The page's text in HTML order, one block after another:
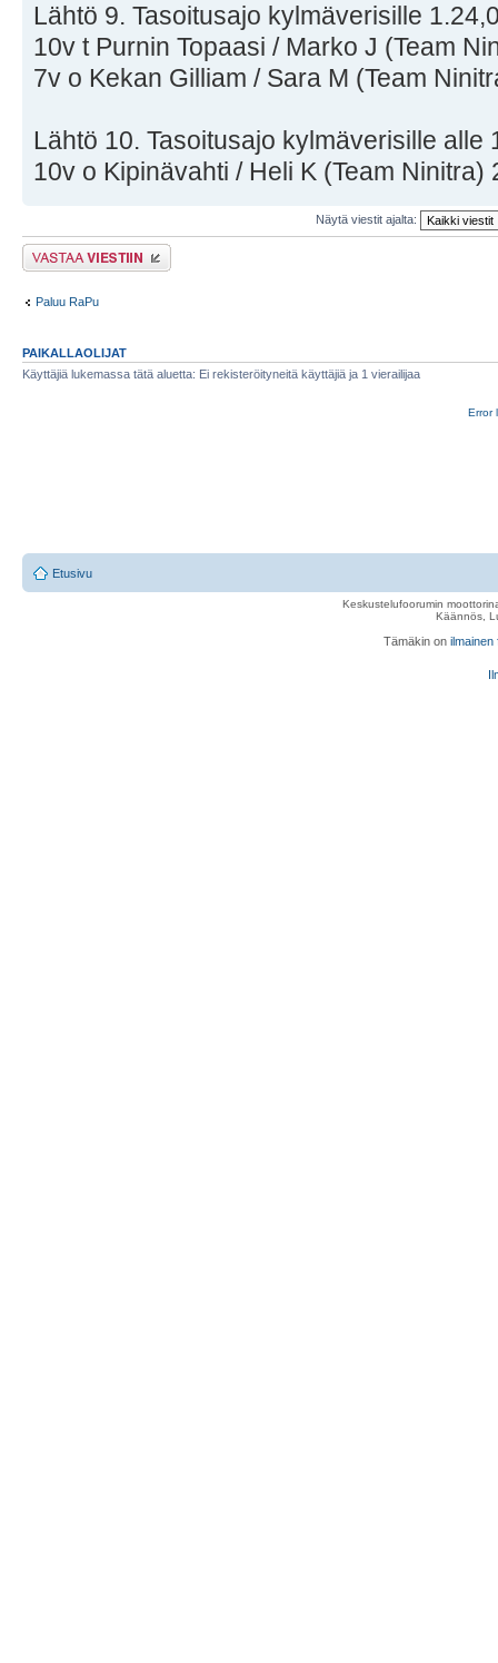
Lähtö 9. Tasoitusajo kylmäverisille
10v t Purnin Topaasi / Marko J (Team
7v o Kekan Gilliam / Sara M (Team
Lähtö 10. Tasoitusajo kylmäverisille alle
10v o Kipinävahti / Heli K (Team Ninitra)
Näytä viestit ajalta:
Lähetä vastaus
Paluu RaPu
PAIKALLAOLIJAT
Käyttäjiä lukemassa tätä aluetta: Ei rekisteröityneitä käyttäjiä ja 1 vierailijaa
Error
Etusivu
Keskustelufoorumin
Käännös,
Tämäkin on ilmainen